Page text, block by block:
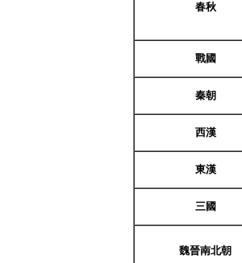
春秋
戰國
秦朝
西漢
東漢
三國
魏晉南北朝